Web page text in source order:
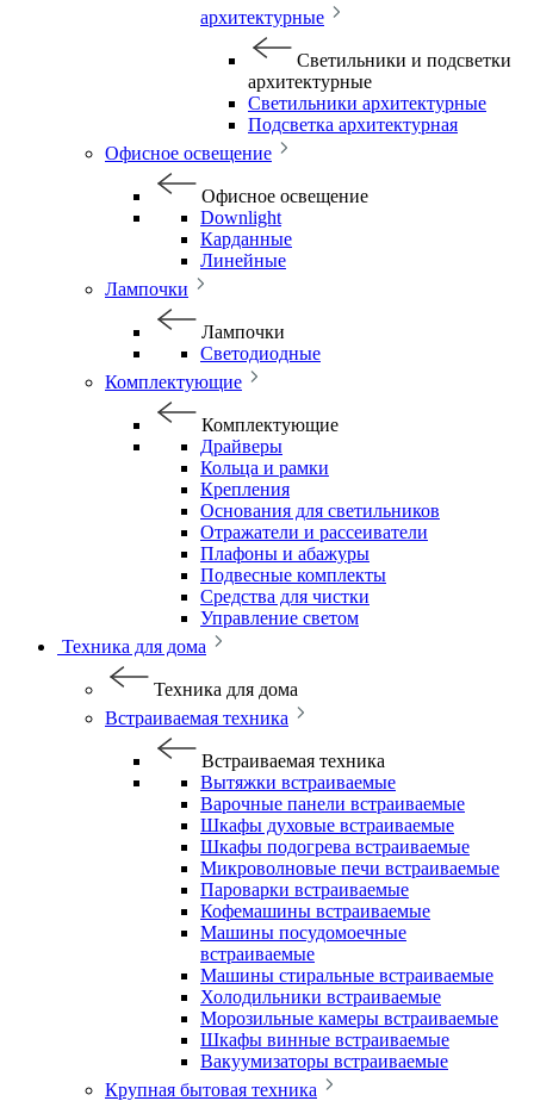
архитектурные
Светильники и подсветки
архитектурные
Светильники архитектурные
Подсветка архитектурная
Офисное освещение
Офисное освещение
Downlight
Карданные
Линейные
Лампочки
Лампочки
Светодиодные
Комплектующие
Комплектующие
Драйверы
Кольца и рамки
Крепления
Основания для светильников
Отражатели и рассеиватели
Плафоны и абажуры
Подвесные комплекты
Средства для чистки
Управление светом
Техника для дома
Техника для дома
Встраиваемая техника
Встраиваемая техника
Вытяжки встраиваемые
Варочные панели встраиваемые
Шкафы духовые встраиваемые
Шкафы подогрева встраиваемые
Микроволновые печи встраиваемые
Пароварки встраиваемые
Кофемашины встраиваемые
Машины посудомоечные
встраиваемые
Машины стиральные встраиваемые
Холодильники встраиваемые
Морозильные камеры встраиваемые
Шкафы винные встраиваемые
Вакуумизаторы встраиваемые
Крупная бытовая техника